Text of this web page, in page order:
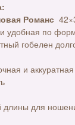
Романс
удобная по
гобелен
и
длины для